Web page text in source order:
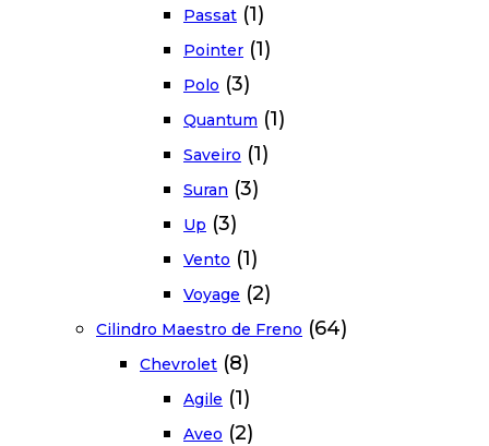
Passat (1)
Pointer (1)
Polo (3)
Quantum (1)
Saveiro (1)
Suran (3)
Up (3)
Vento (1)
Voyage (2)
Cilindro Maestro de Freno (64)
Chevrolet (8)
Agile (1)
Aveo (2)